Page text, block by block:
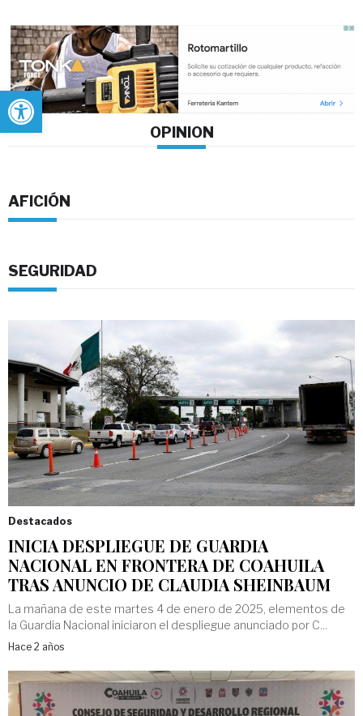
Abrir barra de herramientas
OPINION
AFICIÓN
SEGURIDAD
Destacados
INICIA DESPLIEGUE DE GUARDIA
NACIONAL EN FRONTERA DE COAHUILA
TRAS ANUNCIO DE CLAUDIA SHEINBAUM
La mañana de este martes 4 de enero de 2025, elementos de
la Guardia Nacional iniciaron el despliegue anunciado por C...
Hace 2 años